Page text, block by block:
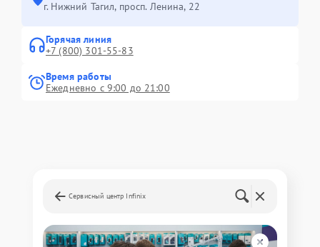
г. Нижний Тагил, просп. Ленина, 22
Горячая линия
+7 (800) 301-55-83
Время работы
Ежедневно с 9:00 до 21:00
Сервисный центр Infinix